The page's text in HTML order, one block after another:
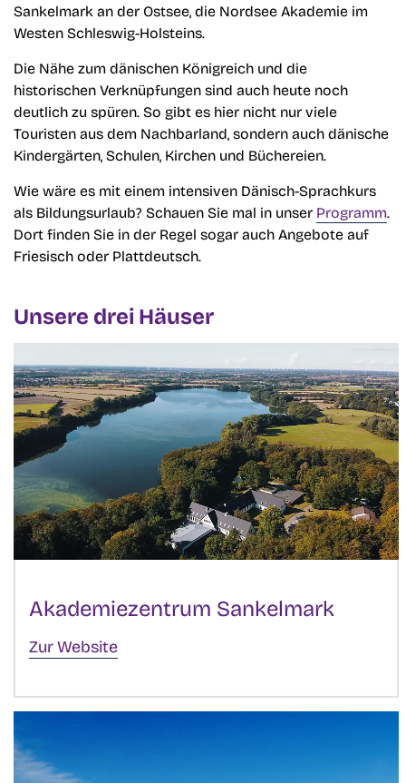
Sankelmark an der Ostsee, die Nordsee Akademie im
Westen Schleswig-Holsteins.
Die Nähe zum dänischen Königreich und die
historischen Verknüpfungen sind auch heute noch
deutlich zu spüren. So gibt es hier nicht nur viele
Touristen aus dem Nachbarland, sondern auch dänische
Kindergärten, Schulen, Kirchen und Büchereien.
Wie wäre es mit einem intensiven Dänisch-Sprachkurs
als Bildungsurlaub? Schauen Sie mal in unser Programm.
Dort finden Sie in der Regel sogar auch Angebote auf
Friesisch oder Plattdeutsch.
Unsere drei Häuser
Akademiezentrum Sankelmark
Zur Website